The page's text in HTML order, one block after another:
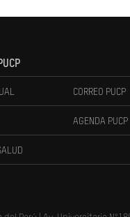
CORREO PUCP
AGENDA PUCP